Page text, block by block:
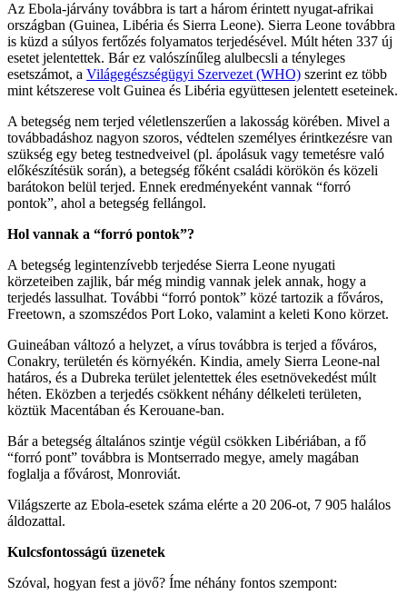
Az Ebola-járvány továbbra is tart a három érintett nyugat-afrikai
országban (Guinea, Libéria és Sierra Leone). Sierra Leone továbbra
is küzd a súlyos fertőzés folyamatos terjedésével. Múlt héten 337 új
esetet jelentettek. Bár ez valószínűleg alulbecsli a tényleges
esetszámot, a Világegészségügyi Szervezet (WHO) szerint ez több
mint kétszerese volt Guinea és Libéria együttesen jelentett eseteinek.
A betegség nem terjed véletlenszerűen a lakosság körében. Mivel a
továbbadáshoz nagyon szoros, védtelen személyes érintkezésre van
szükség egy beteg testnedveivel (pl. ápolásuk vagy temetésre való
előkészítésük során), a betegség főként családi körökön és közeli
barátokon belül terjed. Ennek eredményeként vannak “forró
pontok”, ahol a betegség fellángol.
Hol vannak a “forró pontok”?
A betegség legintenzívebb terjedése Sierra Leone nyugati
körzeteiben zajlik, bár még mindig vannak jelek annak, hogy a
terjedés lassulhat. További “forró pontok” közé tartozik a főváros,
Freetown, a szomszédos Port Loko, valamint a keleti Kono körzet.
Guineában változó a helyzet, a vírus továbbra is terjed a főváros,
Conakry, területén és környékén. Kindia, amely Sierra Leone-nal
határos, és a Dubreka terület jelentettek éles esetnövekedést múlt
héten. Eközben a terjedés csökkent néhány délkeleti területen,
köztük Macentában és Kerouane-ban.
Bár a betegség általános szintje végül csökken Libériában, a fő
“forró pont” továbbra is Montserrado megye, amely magában
foglalja a fővárost, Monroviát.
Világszerte az Ebola-esetek száma elérte a 20 206-ot, 7 905 halálos
áldozattal.
Kulcsfontosságú üzenetek
Szóval, hogyan fest a jövő? Íme néhány fontos szempont: